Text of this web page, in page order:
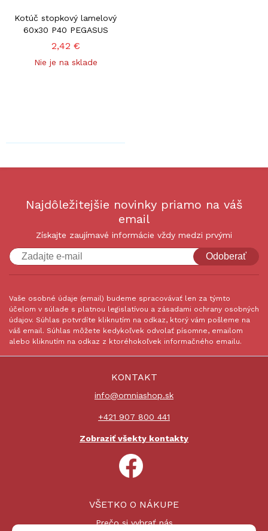
Kotúč stopkový lamelový
60x30 P40 PEGASUS
2,42 €
Nie je na sklade
Najdôležitejšie novinky priamo na váš
email
Získajte zaujímavé informácie vždy medzi prvými
Odoberať
Vaše osobné údaje (email) budeme spracovávať len za týmto
účelom v súlade s platnou legislatívou a zásadami ochrany osobných
údajov. Súhlas potvrdíte kliknutím na odkaz, ktorý vám pošleme na
váš email. Súhlas môžete kedykoľvek odvolať písomne, emailom
alebo kliknutím na odkaz z ktoréhokoľvek informačného emailu.
KONTAKT
info@omniashop.sk
+421 907 800 441
Zobraziť všekty kontakty
VŠETKO O NÁKUPE
Prečo si vybrať nás